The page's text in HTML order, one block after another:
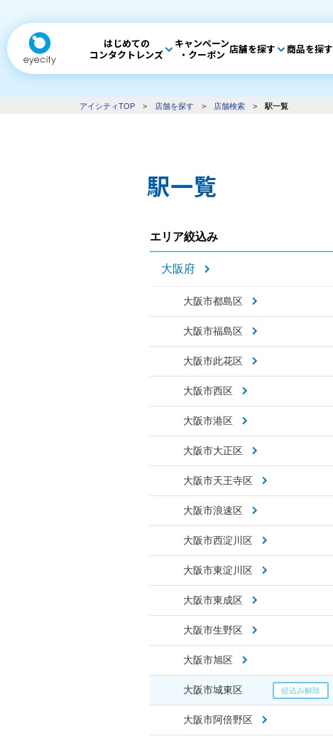
はじめての
コンタクトレンズ
キャンペーン
・クーポン 店舗を探す 商品を探す
アイシティTOP > 店舗を探す > 店舗検索 > 駅一覧
駅一覧
エリア絞込み
大阪府
大阪市都島区
大阪市福島区
大阪市此花区
大阪市西区
大阪市港区
大阪市大正区
大阪市天王寺区
大阪市浪速区
大阪市西淀川区
大阪市東淀川区
大阪市東成区
大阪市生野区
大阪市旭区
大阪市城東区
大阪市阿倍野区